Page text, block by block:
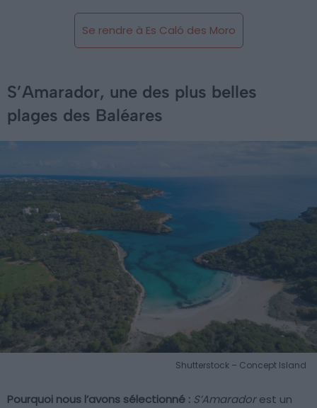
Se rendre à Es Caló des Moro
S’Amarador, une des plus belles
plages des Baléares
Shutterstock – Concept Island
Pourquoi nous l’avons sélectionné : S’Amaradorest un